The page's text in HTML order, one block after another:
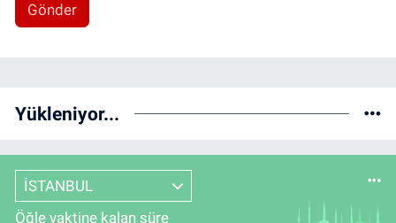
Gönder
Yükleniyor...
İSTANBUL
Öğle vaktine kalan süre